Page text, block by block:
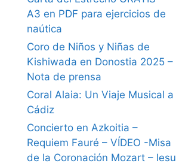
A3 en PDF para ejercicios de
naútica
Coro de Niños y Niñas de
Kishiwada en Donostia 2025 –
Nota de prensa
Coral Alaia: Un Viaje Musical a
Cádiz
Concierto en Azkoitia –
Requiem Fauré – VÍDEO -Misa
de la Coronación Mozart – Iesu